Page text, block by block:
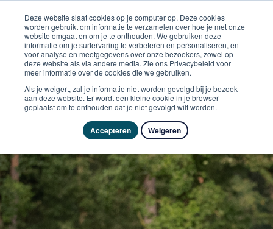
Deze website slaat cookies op je computer op. Deze cookies
worden gebruikt om informatie te verzamelen over hoe je met onze
website omgaat en om je te onthouden. We gebruiken deze
informatie om je surfervaring te verbeteren en personaliseren, en
voor analyse en meetgegevens over onze bezoekers, zowel op
deze website als via andere media. Zie ons Privacybeleid voor
meer informatie over de cookies die we gebruiken.
Als je weigert, zal je informatie niet worden gevolgd bij je bezoek
aan deze website. Er wordt een kleine cookie in je browser
geplaatst om te onthouden dat je niet gevolgd wilt worden.
Accepteren Weigeren